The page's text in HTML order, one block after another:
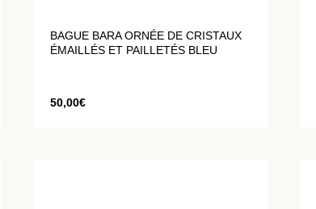
BAGUE BARA ORNÉE DE CRISTAUX
ÉMAILLÉS ET PAILLETÉS BLEU
50,00€